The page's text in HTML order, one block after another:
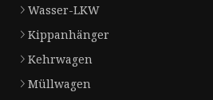
Wasser-LKW
Kippanhänger
Kehrwagen
Müllwagen